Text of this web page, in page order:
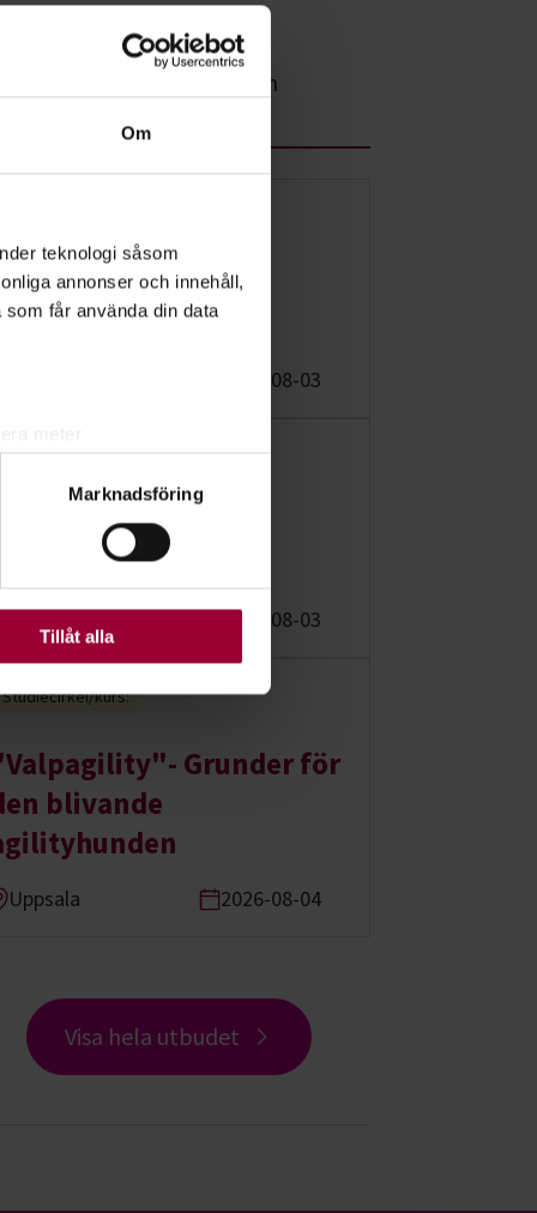
Om
teknologi såsom
annonser och innehåll,
får använda din data
. Du kan ändra
Vissa kakor är
Marknadsföring
Tillåt alla
våra kurser, evenemang och
inom
2026-08-03
Studiecirkel/kurs:
Fortsättningsagility
handling
Töreboda 2026-08-03
Studiecirkel/kurs:
Grunder för
blivande
Uppsala 2026-08-04
Visa hela utbudet